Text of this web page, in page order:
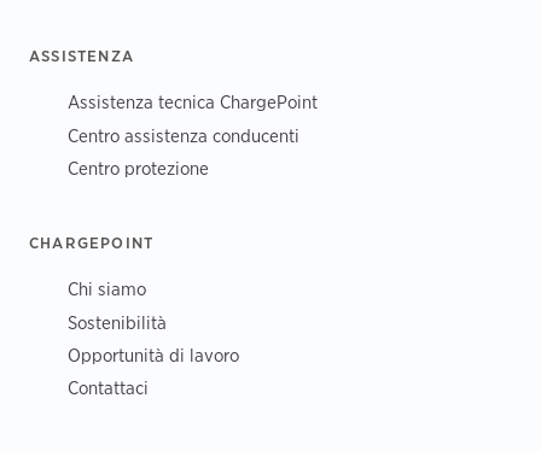
ASSISTENZA
Assistenza tecnica ChargePoint
Centro assistenza conducenti
Centro protezione
CHARGEPOINT
Chi siamo
Sostenibilità
Opportunità di lavoro
Contattaci